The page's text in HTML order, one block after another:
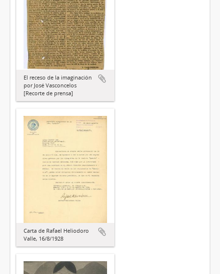
El receso de la imaginación
por José Vasconcelos
[Recorte de prensa]
Carta de Rafael Heliodoro
Valle, 16/8/1928